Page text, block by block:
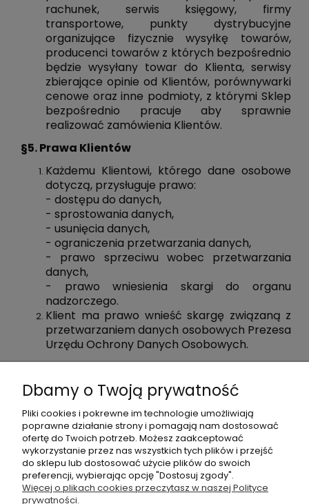
rachunek, serwis księgowy, firmy
transportowe, punkty dystrybucyjne
organizujące fizycznie wysyłkę towarów,
producenci towarów z których bezpośrednio
będzie wysyłany towar do Klienta, serwisy
zbierające opinie od Klientów, porównywarki
cenowe oraz inne podmioty, z którymi Sklep
bezpośrednio pracuje aby sprawnie
realizować zamówienia Klientów.
§5. Prawa Klientów
Każdemu Klientowi, którego dane osobowe
dotyczą, przysługuje prawo:
- dostępu do danych,
- sprostowania danych,
- usunięcia danych,
- ograniczenia przetwarzania danych,
- prawo sprzeciwu wobec przetwarzania
danych,
- prawo wniesienia skargi do organu
nadzorczego.
Klient ma prawo wnieść skargę związaną z
przetwarzaniem danych osobowych Prezesa
Urzędu Ochrony Danych Osobowych.
§6. Postanowienia końcowe
Zasady określone w Polityce Prywatności
podlegają prawu polskiemu.
Administrator zastrzega sobie prawo do
zmiany polityki prywatności bez
informowania o tym użytkowników Sklepu
Internetowego.
Dbamy o Twoją prywatność
Pliki cookies i pokrewne im technologie umożliwiają
poprawne działanie strony i pomagają nam dostosować
ofertę do Twoich potrzeb. Możesz zaakceptować
wykorzystanie przez nas wszystkich tych plików i przejść
do sklepu lub dostosować użycie plików do swoich
preferencji, wybierając opcję "Dostosuj zgody".
Więcej o plikach cookies przeczytasz w naszej Polityce
prywatności.